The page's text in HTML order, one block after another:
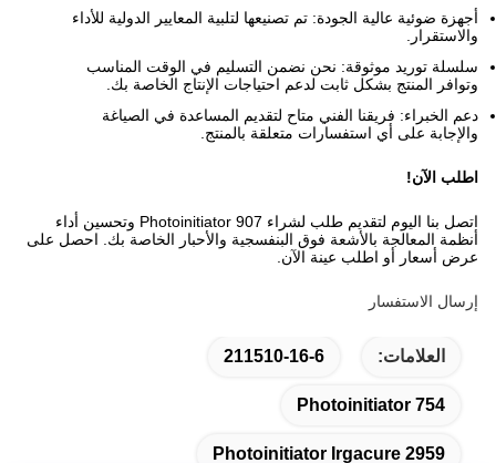
أجهزة ضوئية عالية الجودة: تم تصنيعها لتلبية المعايير الدولية للأداء
والاستقرار.
سلسلة توريد موثوقة: نحن نضمن التسليم في الوقت المناسب
وتوافر المنتج بشكل ثابت لدعم احتياجات الإنتاج الخاصة بك.
دعم الخبراء: فريقنا الفني متاح لتقديم المساعدة في الصياغة
والإجابة على أي استفسارات متعلقة بالمنتج.
اطلب الآن!
اتصل بنا اليوم لتقديم طلب لشراء Photoinitiator 907 وتحسين أداء
أنظمة المعالجة بالأشعة فوق البنفسجية والأحبار الخاصة بك. احصل على
عرض أسعار أو اطلب عينة الآن.
إرسال الاستفسار
العلامات: 211510-16-6
Photoinitiator 754
Photoinitiator Irgacure 2959